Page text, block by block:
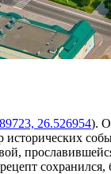
26.526954).
исторических
сохранился,